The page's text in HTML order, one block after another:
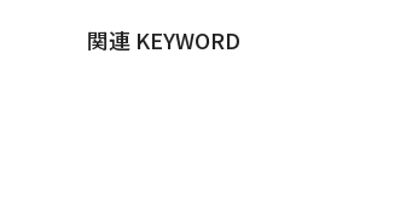
関連 KEYWORD